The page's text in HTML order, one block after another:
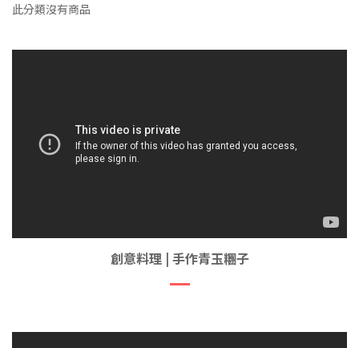
此分類沒有商品
創意料理 | 手作青玉糰子